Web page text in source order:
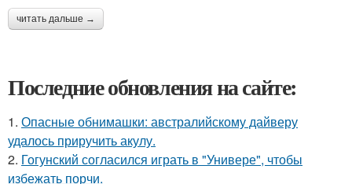
читать дальше →
Последние обновления на сайте:
1. Опасные обнимашки: австралийскому дайверу
удалось приручить акулу.
2. Гогунский согласился играть в "Универе", чтобы
избежать порчи.